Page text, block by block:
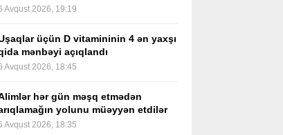
Avqust 2026, 19:19
üçün D vitamininin 4 ən yaxşı
mənbəyi açıqlandı
Avqust 2026, 18:45
hər gün məşq etmədən
yolunu müəyyən etdilər
Avqust 2026, 18:35